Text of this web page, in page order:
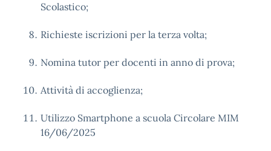
Scolastico;
Richieste iscrizioni per la terza volta;
Nomina tutor per docenti in anno di prova;
Attività di accoglienza;
Utilizzo Smartphone a scuola Circolare MIM
16/06/2025